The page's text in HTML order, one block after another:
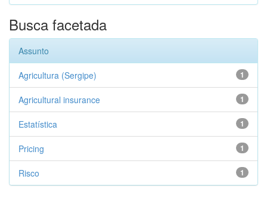
Busca facetada
Assunto
1
Agricultura (Sergipe)
1
Agricultural insurance
1
Estatística
1
Pricing
1
Risco